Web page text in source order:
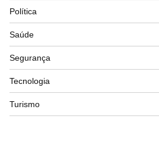
Política
Saúde
Segurança
Tecnologia
Turismo